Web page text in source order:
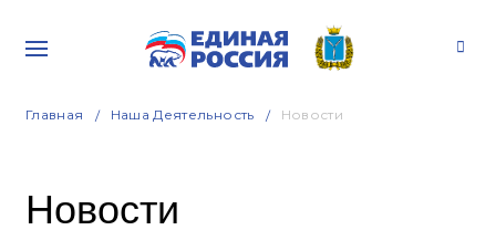
Главная Наша Деятельность Новости
Новости